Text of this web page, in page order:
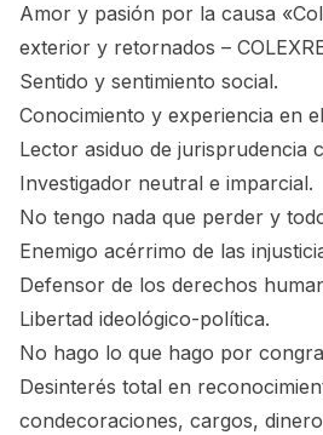
Amor y pasión por la causa
exterior y retornados –
Sentido y sentimiento social.
Conocimiento y experiencia en
Lector asiduo de jurisprudencia
Investigador neutral e imparcial.
No tengo nada que perder y
Enemigo acérrimo de las
Defensor de los derechos
Libertad ideológico-política.
No hago lo que hago por
Desinterés total en
condecoraciones, cargos,